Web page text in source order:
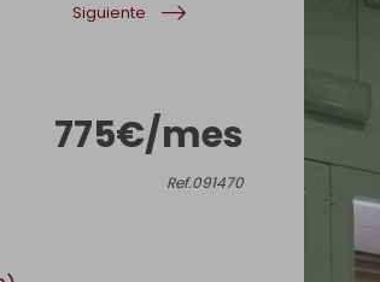
Siguiente
775€/mes
Ref.091470